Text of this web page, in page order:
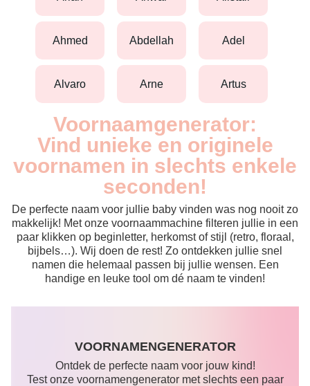
ahmed abdellah adel
alvaro arne artus
Voornaamgenerator:
Vind unieke en originele
voornamen in slechts enkele
seconden!
De perfecte naam voor jullie baby vinden was nog nooit zo
makkelijk! Met onze voornaammachine filteren jullie in een
paar klikken op beginletter, herkomst of stijl (retro, floraal,
bijbels…). Wij doen de rest! Zo ontdekken jullie snel
namen die helemaal passen bij jullie wensen. Een
handige en leuke tool om dé naam te vinden!
VOORNAMENGENERATOR
Ontdek de perfecte naam voor jouw kind!
Test onze voornamengenerator met slechts een paar